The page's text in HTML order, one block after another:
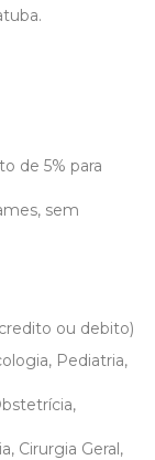
de 5% para
sem
ou debito)
Pediatria,
Cirurgia Geral,